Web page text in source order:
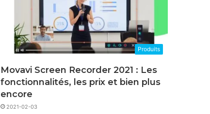
Produits
Movavi Screen Recorder 2021 : Les
fonctionnalités, les prix et bien plus
encore
2021-02-03